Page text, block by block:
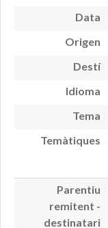
Data
Origen
Destí
Idioma
Tema
Temàtiques
Parentiu
remitent -
destinatari